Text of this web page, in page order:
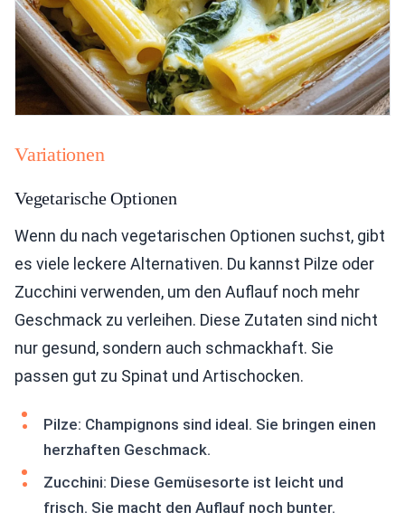
Variationen
Vegetarische Optionen
Wenn du nach vegetarischen Optionen suchst, gibt
es viele leckere Alternativen. Du kannst Pilze oder
Zucchini verwenden, um den Auflauf noch mehr
Geschmack zu verleihen. Diese Zutaten sind nicht
nur gesund, sondern auch schmackhaft. Sie
passen gut zu Spinat und Artischocken.
Pilze: Champignons sind ideal. Sie bringen einen
herzhaften Geschmack.
Zucchini: Diese Gemüsesorte ist leicht und
frisch. Sie macht den Auflauf noch bunter.